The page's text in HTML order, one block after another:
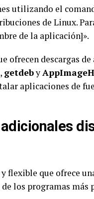
utilizando el
de Linux.
de la aplicación]».
ofrecen descargas
, getdeby
aplicaciones de
flexible que ofrece
los programas más